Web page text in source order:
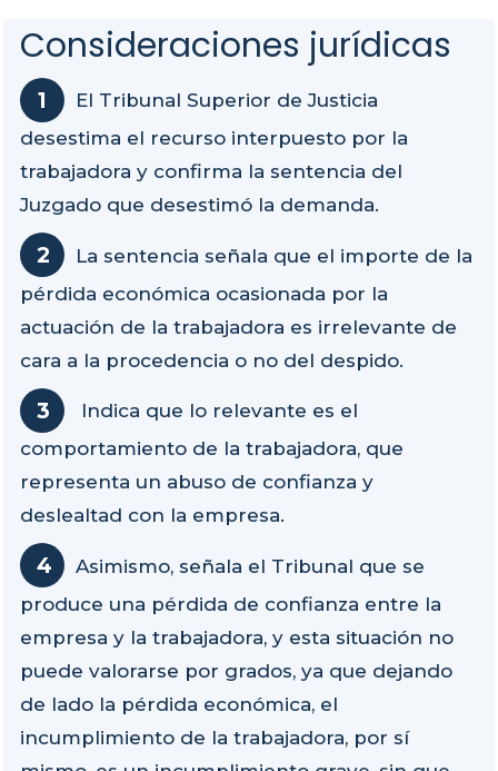
Consideraciones jurídicas
El Tribunal Superior de Justicia
desestima el recurso interpuesto por la
trabajadora y confirma la sentencia del
Juzgado que desestimó la demanda.
La sentencia señala que el importe de la
pérdida económica ocasionada por la
actuación de la trabajadora es irrelevante de
cara a la procedencia o no del despido.
Indica que lo relevante es el
comportamiento de la trabajadora, que
representa un abuso de confianza y
deslealtad con la empresa.
Asimismo, señala el Tribunal que se
produce una pérdida de confianza entre la
empresa y la trabajadora, y esta situación no
puede valorarse por grados, ya que dejando
de lado la pérdida económica, el
incumplimiento de la trabajadora, por sí